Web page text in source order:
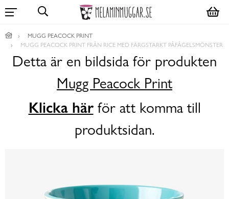
MUGG PEACOCK PRINT
MUGG PEACOCK PRINT FRÅN RICE MED FÄRGSTARKT PÅFÅGELSMÖNSTER
Detta är en bildsida för produkten
Mugg Peacock Print
Klicka härför att komma till
produktsidan.